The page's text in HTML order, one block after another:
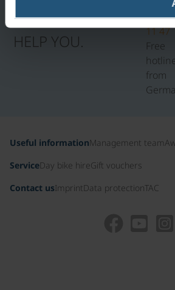
HAPPY TO
HELP YOU.
100
11 47
Free
from
Useful informationManagement team
ServiceDay bike hireGift vouchers
Contact usImprint Data protectionTAC